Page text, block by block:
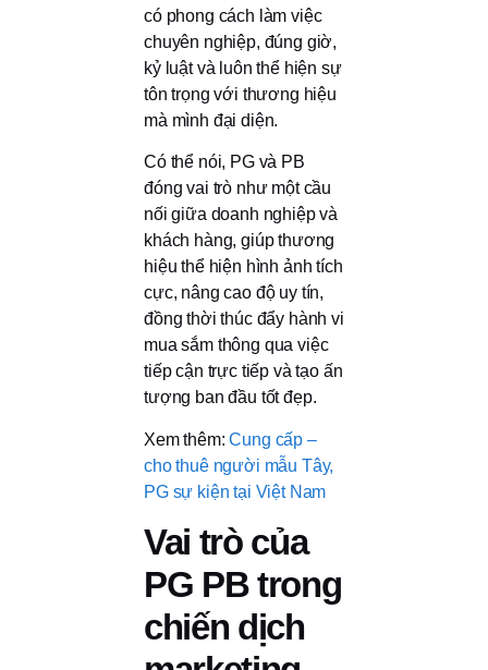
có phong cách làm việc
chuyên nghiệp, đúng giờ,
kỷ luật và luôn thể hiện sự
tôn trọng với thương hiệu
mà mình đại diện.
Có thể nói, PG và PB
đóng vai trò như một cầu
nối giữa doanh nghiệp và
khách hàng, giúp thương
hiệu thể hiện hình ảnh tích
cực, nâng cao độ uy tín,
đồng thời thúc đẩy hành vi
mua sắm thông qua việc
tiếp cận trực tiếp và tạo ấn
tượng ban đầu tốt đẹp.
Xem thêm: Cung cấp –
cho thuê người mẫu Tây,
PG sự kiện tại Việt Nam
Vai trò của
PG PB trong
chiến dịch